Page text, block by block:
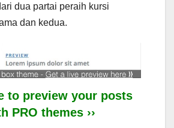
dua partai peraih kursi
dan kedua.
to preview your posts
PRO themes ››